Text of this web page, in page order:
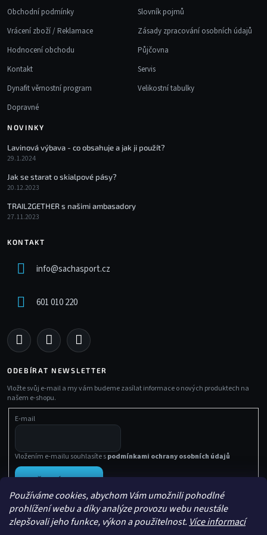
Používáme cookies, abychom Vám umožnili pohodlné
prohlížení webu a díky analýze provozu webu neustále
zlepšovali jeho funkce, výkon a použitelnost. Více informací
Obchodní podmínky
Vrácení zboží / Reklamace
Hodnocení obchodu
Kontakt
Dynafit věrnostní program
Dopravné
Slovník pojmů
Zásady zpracování osobních údajů
Půjčovna
Servis
Velikostní tabulky
NOVINKY
Lavinová výbava - co obsahuje a jak ji použít?
29.1.2024
Jak se starat o skialpové pásy?
20.12.2023
TRAIL2GETHER s našimi ambasadory
27.11.2023
KONTAKT
info@sachasport.cz
601 010 220
ODEBÍRAT NEWSLETTER
Vložte svůj e-mail a my vám budeme zasílat informace o nových produktech na
našem e-shopu.
E-mail
Vložením e-mailu souhlasíte spodmínkami ochrany osobních údajů
PŘIHLÁSIT SE